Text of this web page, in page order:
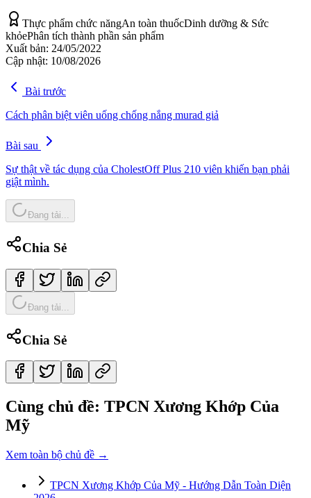
Thực phẩm chức năngAn toàn thuốcDinh dưỡng & Sức
khỏePhân tích thành phần sản phẩm
Xuất bản: 24/05/2022
Cập nhật: 10/08/2026
Bài trước
Cách phân biệt viên uống chống nắng murad giả
Bài sau
Sự thật về tác dụng của CholestOff Plus 210 viên khiến bạn phải
giật mình.
Đang tải...
Chia Sẻ
Đang tải...
Chia Sẻ
Cùng chủ đề: TPCN Xương Khớp Của
Mỹ
Xem toàn bộ chủ đề →
TPCN Xương Khớp Của Mỹ - Hướng Dẫn Toàn Diện